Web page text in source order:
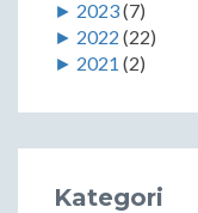
► 2023(7)
► 2022 (22)
► 2021 (2)
Kategori